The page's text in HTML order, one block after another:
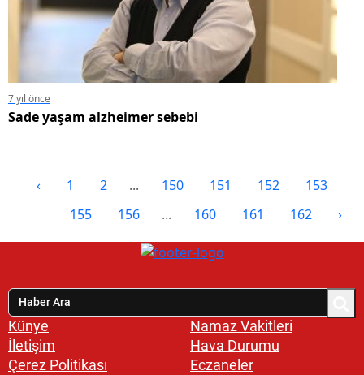
7 yıl önce
Sade yaşam alzheimer sebebi
‹ 1 2 ... 150 151 152
153
155 156 ... 160 161 162 ›
Künye
İletişim
Çerez Politikası
Namaz Vakitleri
Hava Durumu
Eczaneler